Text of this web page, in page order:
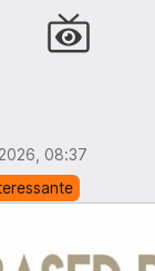
08:37